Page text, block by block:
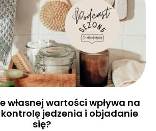
własnej wartości wpływa na
jedzenia i objadanie
się?